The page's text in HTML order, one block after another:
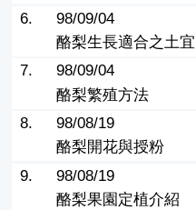
6.
98/09/04
酪梨生長適合之土宜
7.
98/09/04
酪梨繁殖方法
8.
98/08/19
酪梨開花與授粉
9.
98/08/19
酪梨果園定植介紹